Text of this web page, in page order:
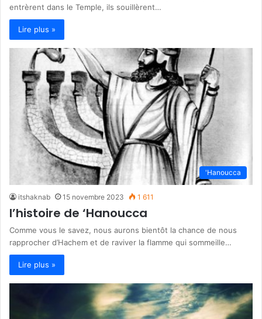
entrèrent dans le Temple, ils souillèrent…
Lire plus »
'Hanoucca
itshaknab 15 novembre 2023 1 611
l’histoire de ‘Hanoucca
Comme vous le savez, nous aurons bientôt la chance de nous
rapprocher d’Hachem et de raviver la flamme qui sommeille…
Lire plus »